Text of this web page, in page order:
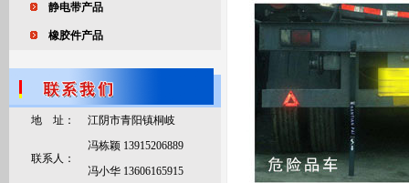
静电带产品
橡胶件产品
地 址： 江阴市青阳镇桐岐
联系人：
冯栋颖 13915206889
冯小华 13606165915